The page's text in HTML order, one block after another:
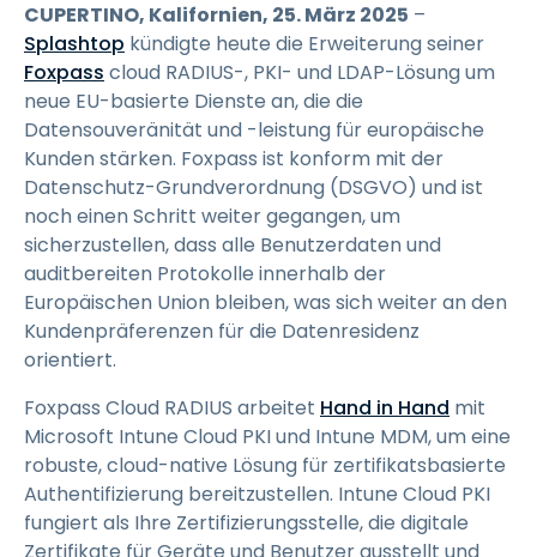
CUPERTINO, Kalifornien, 25. März 2025 –
Splashtop kündigte heute die Erweiterung seiner
Foxpass cloud RADIUS-, PKI- und LDAP-Lösung um
neue EU-basierte Dienste an, die die
Datensouveränität und -leistung für europäische
Kunden stärken. Foxpass ist konform mit der
Datenschutz-Grundverordnung (DSGVO) und ist
noch einen Schritt weiter gegangen, um
sicherzustellen, dass alle Benutzerdaten und
auditbereiten Protokolle innerhalb der
Europäischen Union bleiben, was sich weiter an den
Kundenpräferenzen für die Datenresidenz
orientiert.
Foxpass Cloud RADIUS arbeitet Hand in Hand mit
Microsoft Intune Cloud PKI und Intune MDM, um eine
robuste, cloud-native Lösung für zertifikatsbasierte
Authentifizierung bereitzustellen. Intune Cloud PKI
fungiert als Ihre Zertifizierungsstelle, die digitale